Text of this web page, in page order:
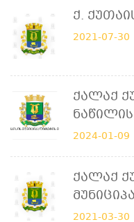
Ქ.
2021-07-30
Ქალაქ
2024-01-09
Ქალაქ
2021-03-30